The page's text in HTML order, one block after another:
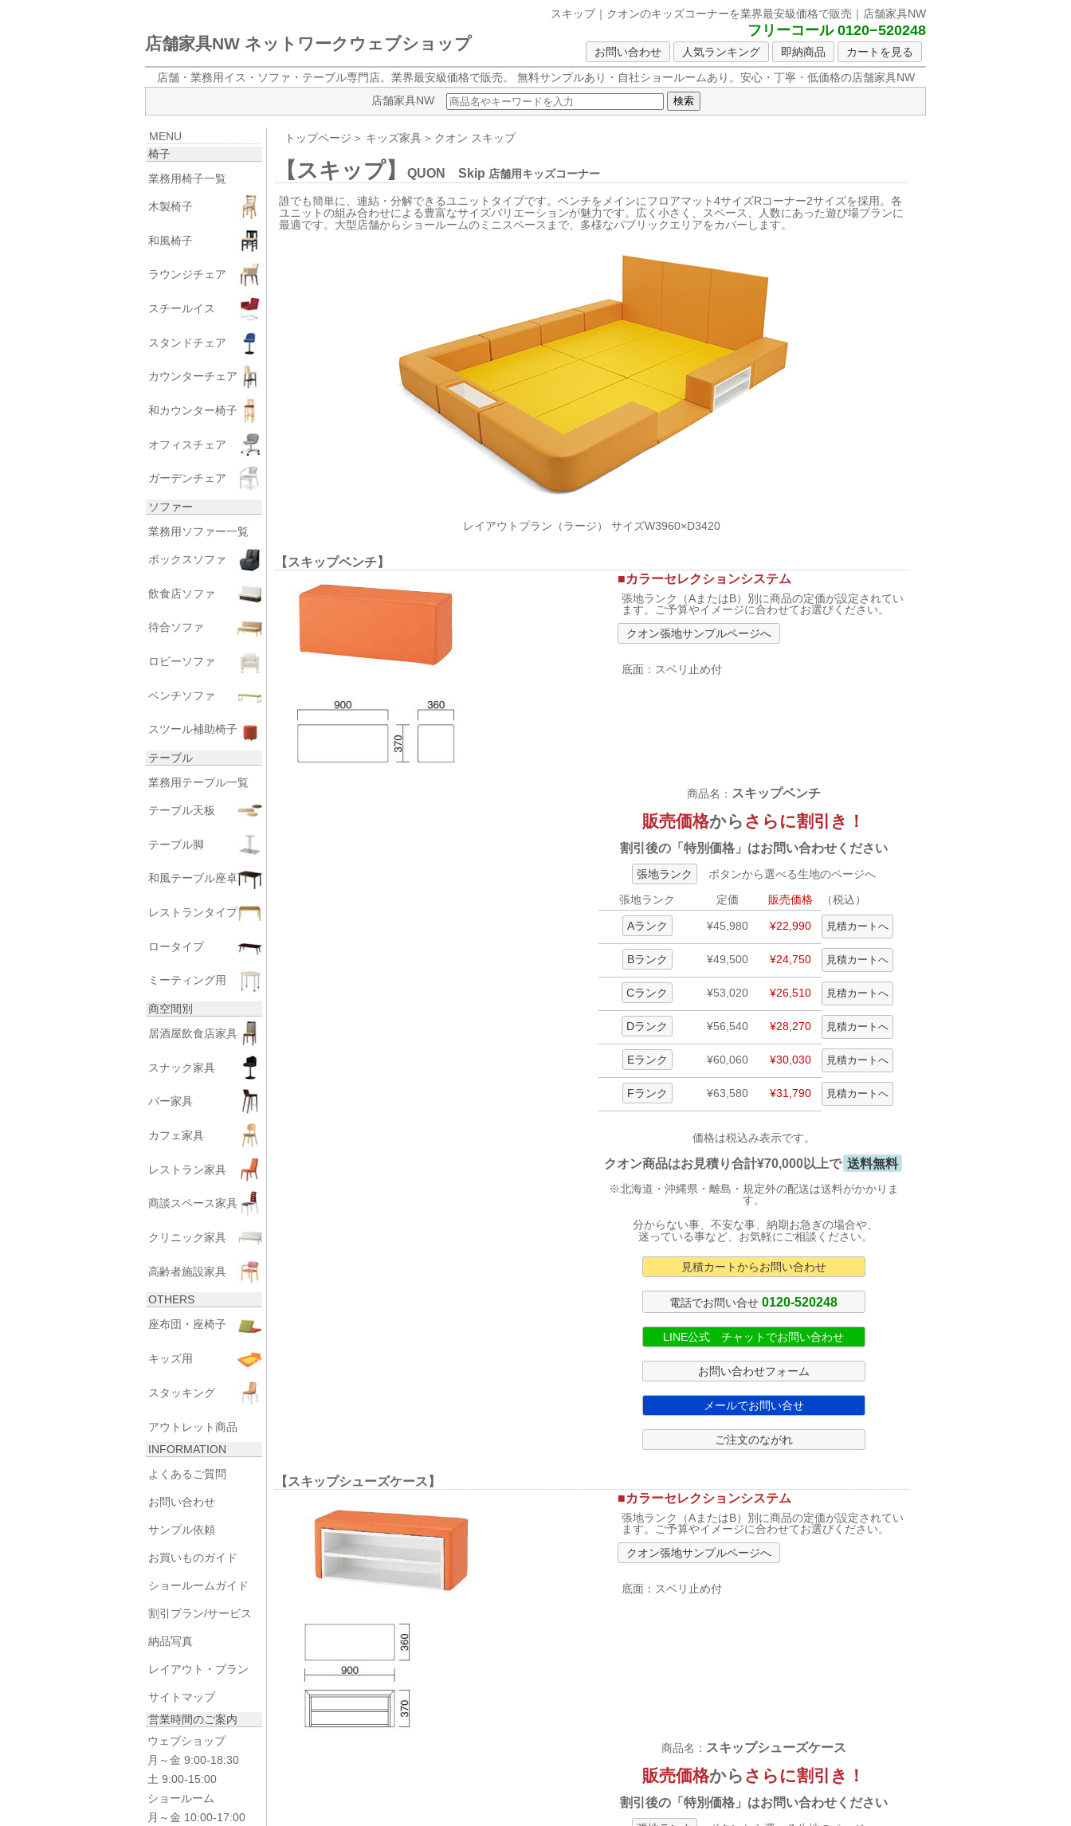
スキップ｜クオンのキッズコーナーを業界最安級価格で販売｜店舗家具NW
店舗家具NW ネットワークウェブショップ
フリーコール 0120−520248
お問い合わせ 人気ランキング 即納商品
カートを見る
店舗・業務用イス・ソファ・テーブル専門店。業界最安級価格で販売。
無料サンプルあり・自社ショールームあり。安心・丁寧・低価格の店舗家具NW
店舗家具NW
MENU
椅子
業務用椅子一覧
木製椅子
和風椅子
ラウンジチェア
スチールイス
スタンドチェア
カウンターチェア
和カウンター椅子
オフィスチェア
ガーデンチェア
ソファー
業務用ソファー一覧
ボックスソファ
飲食店ソファ
待合ソファ
ロビーソファ
ベンチソファ
スツール補助椅子
テーブル
業務用テーブル一覧
テーブル天板
テーブル脚
和風テーブル座卓
レストランタイプ
ロータイプ
ミーティング用
商空間別
居酒屋飲食店家具
スナック家具
バー家具
カフェ家具
レストラン家具
商談スペース家具
クリニック家具
高齢者施設家具
OTHERS
座布団・座椅子
キッズ用
スタッキング
アウトレット商品
INFORMATION
よくあるご質問
お問い合わせ
サンプル依頼
お買いものガイド
ショールームガイド
割引プラン/サービス
納品写真
レイアウト・プラン
サイトマップ
営業時間のご案内
ウェブショップ
月～金 9:00-18:30
土 9:00-15:00
ショールーム
月～金 10:00-17:00
トップページ ＞ キッズ家具 ＞ クオン スキップ
【スキップ】QUON Skip 店舗用キッズコーナー
誰でも簡単に、連結・分解できるユニットタイプです。ベンチをメインにフロアマット4サイズRコーナー2サイズを採用。各
ユニットの組み合わせによる豊富なサイズバリエーションが魅力です。広く小さく、スペース、人数にあった遊び場プランに
最適です。大型店舗からショールームのミニスペースまで、多様なパブリックエリアをカバーします。
レイアウトプラン（ラージ） サイズW3960×D3420
【スキップベンチ】
■カラーセレクションシステム
張地ランク（AまたはB）別に商品の定価が設定されてい
ます。ご予算やイメージに合わせてお選びください。
クオン張地サンプルページへ
底面：スベリ止め付
商品名： スキップベンチ
販売価格から さらに割引き！
割引後の「特別価格」はお問い合わせください
張地ランク
ボタンから選べる生地のページへ
張地ランク
定価 販売価格 （税込）
Aランク ¥45,980 ¥22,990
Bランク ¥49,500 ¥24,750
Cランク ¥53,020 ¥26,510
Dランク ¥56,540 ¥28,270
Eランク ¥60,060 ¥30,030
Fランク ¥63,580 ¥31,790
価格は税込み表示です。
クオン商品はお見積り合計¥70,000以上で 送料無料
※北海道・沖縄県・離島・規定外の配送は送料がかかりま
す。
分からない事、不安な事、納期お急ぎの場合や、
迷っている事など、お気軽にご相談ください。
見積カートからお問い合わせ
電話でお問い合せ0120-520248
LINE公式 チャットでお問い合わせ
お問い合わせフォーム
メールでお問い合せ
ご注文のながれ
【スキップシューズケース】
■カラーセレクションシステム
張地ランク（AまたはB）別に商品の定価が設定されてい
ます。ご予算やイメージに合わせてお選びください。
クオン張地サンプルページへ
底面：スベリ止め付
商品名： スキップシューズケース
販売価格から さらに割引き！
割引後の「特別価格」はお問い合わせください